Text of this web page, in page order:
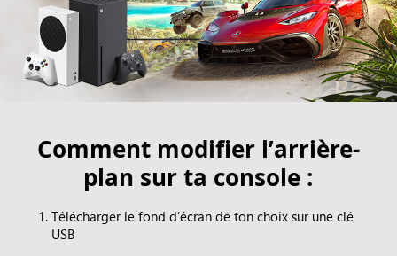
Comment modifier lʼarrière-
plan sur ta console :
Télécharger le fond d’écran de ton choix sur une clé
USB